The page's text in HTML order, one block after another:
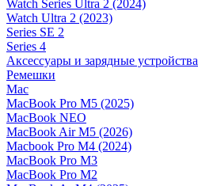
Watch Series Ultra 2 (2024)
Watch Ultra 2 (2023)
Series SE 2
Series 4
Аксессуары и зарядные устройства
Ремешки
Mac
MacBook Pro M5 (2025)
MacBook NEO
MacBook Air M5 (2026)
Macbook Pro M4 (2024)
MacBook Pro M3
MacBook Pro M2